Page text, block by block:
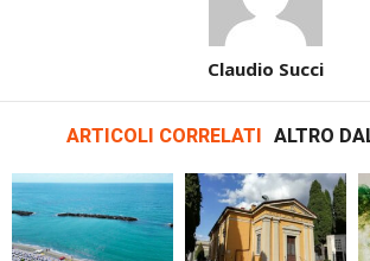
Claudio Succi
ARTICOLI CORRELATI ALTRO